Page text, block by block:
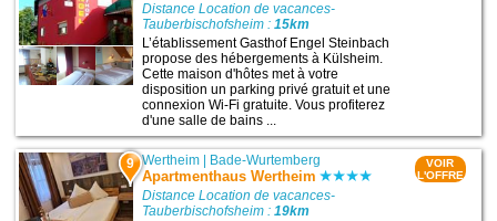
Distance Location de vacances-
Tauberbischofsheim :15km
L’établissement Gasthof Engel Steinbach
propose des hébergements à Külsheim.
Cette maison d'hôtes met à votre
disposition un parking privé gratuit et une
connexion Wi-Fi gratuite. Vous profiterez
d'une salle de bains ...
9 Wertheim Bade-Wurtemberg
Apartmenthaus Wertheim
Distance Location de vacances-
Tauberbischofsheim :19km
VOIR
L'OFFRE